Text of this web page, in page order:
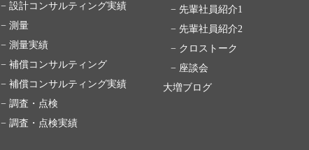
− 設計コンサルティング実績
− 測量
− 測量実績
− 補償コンサルティング
− 補償コンサルティング実績
− 調査・点検
− 調査・点検実績
− 先輩社員紹介1
− 先輩社員紹介2
− クロストーク
− 座談会
大増ブログ